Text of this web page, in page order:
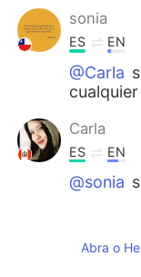
sonia
ES EN
@Carla
cualquier
Carla
ES EN
@sonia
ES EN
Abra o